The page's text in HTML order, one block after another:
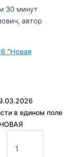
30 минут
автор
"Новая
в едином поле